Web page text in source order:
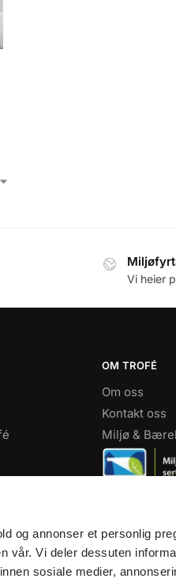
og annonser et personlig
vår. Vi deler dessuten
sosiale medier,
Vi heier
OM TROFÉ
Om oss
Kontakt oss
Miljø &
Instagram
Youtube